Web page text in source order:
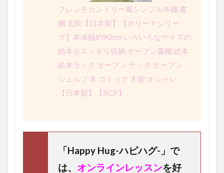
フレンチカントリー風シンプル本棚 書
棚 北欧【日本製】【カリーナシリー
ズ】本体幅約90cm いろいろなサイズの
絵本をスッキリ収納 オープン書棚 絵本
絵本ラック オープン ラック オープン
シェルフ 本 コミック 木製 オシャレ
【日本製】【RCP】
「Happy Hug-ハピハグ-」で
は、 オンラインレッスンを好